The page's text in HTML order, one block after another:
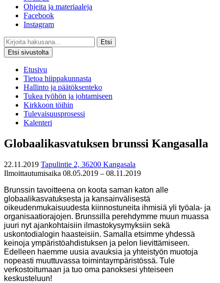
Ohjeita ja materiaaleja
Facebook
Instagram
Etsi
Etsi sivustolta
Etusivu
Tietoa hiippakunnasta
Hallinto ja päätöksenteko
Tukea työhön ja johtamiseen
Kirkkoon töihin
Tulevaisuusprosessi
Kalenteri
Globaalikasvatuksen brunssi Kangasalla
22.11.2019 Tapulintie 2, 36200 Kangasala
Ilmoittautumisaika 08.05.2019 – 08.11.2019
Brunssin tavoitteena on koota saman katon alle
globaalikasvatuksesta ja kansainvälisestä
oikeudenmukaisuudesta kiinnostuneita ihmisiä yli työala- ja
organisaatiorajojen. Brunssilla perehdymme muun muassa
juuri nyt ajankohtaisiin ilmastokysymyksiin sekä
uskontodialogin haasteisiin. Samalla etsimme yhdessä
keinoja ympäristöahdistuksen ja pelon lievittämiseen.
Edelleen haemme uusia avauksia ja yhteistyön muotoja
nopeasti muuttuvassa toimintaympäristössä. Tule
verkostoitumaan ja tuo oma panoksesi yhteiseen
keskusteluun!